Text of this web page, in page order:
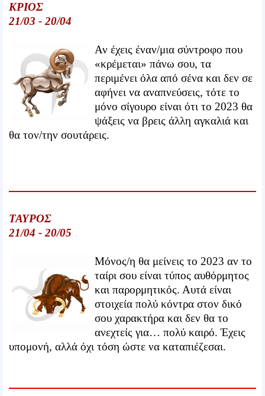
ΚΡΙΟΣ
21/03 - 20/04
Αν έχεις έναν/μια σύντροφο που
«κρέμεται» πάνω σου, τα
περιμένει όλα από σένα και δεν σε
αφήνει να αναπνεύσεις, τότε το
μόνο σίγουρο είναι ότι το 2023 θα
ψάξεις να βρεις άλλη αγκαλιά και
θα τον/την σουτάρεις.
ΤΑΥΡΟΣ
21/04 - 20/05
Μόνος/η θα μείνεις το 2023 αν το
ταίρι σου είναι τύπος αυθόρμητος
και παρορμητικός. Αυτά είναι
στοιχεία πολύ κόντρα στον δικό
σου χαρακτήρα και δεν θα το
ανεχτείς για… πολύ καιρό. Έχεις
υπομονή, αλλά όχι τόση ώστε να καταπιέζεσαι.